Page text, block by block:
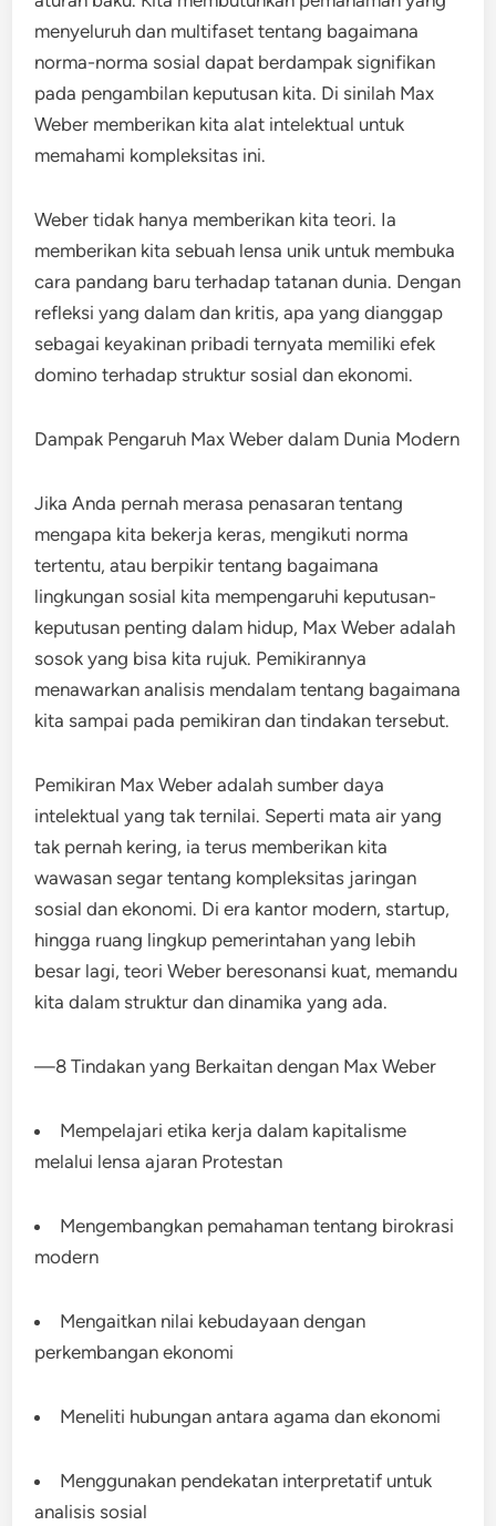
menyeluruh dan multifaset tentang bagaimana
norma-norma sosial dapat berdampak signifikan
pada pengambilan keputusan kita. Di sinilah Max
Weber memberikan kita alat intelektual untuk
memahami kompleksitas ini.
Weber tidak hanya memberikan kita teori. Ia
memberikan kita sebuah lensa unik untuk membuka
cara pandang baru terhadap tatanan dunia. Dengan
refleksi yang dalam dan kritis, apa yang dianggap
sebagai keyakinan pribadi ternyata memiliki efek
domino terhadap struktur sosial dan ekonomi.
Dampak Pengaruh Max Weber dalam Dunia Modern
Jika Anda pernah merasa penasaran tentang
mengapa kita bekerja keras, mengikuti norma
tertentu, atau berpikir tentang bagaimana
lingkungan sosial kita mempengaruhi keputusan-
keputusan penting dalam hidup, Max Weber adalah
sosok yang bisa kita rujuk. Pemikirannya
menawarkan analisis mendalam tentang bagaimana
kita sampai pada pemikiran dan tindakan tersebut.
Pemikiran Max Weber adalah sumber daya
intelektual yang tak ternilai. Seperti mata air yang
tak pernah kering, ia terus memberikan kita
wawasan segar tentang kompleksitas jaringan
sosial dan ekonomi. Di era kantor modern, startup,
hingga ruang lingkup pemerintahan yang lebih
besar lagi, teori Weber beresonansi kuat, memandu
kita dalam struktur dan dinamika yang ada.
—8 Tindakan yang Berkaitan dengan Max Weber
Mempelajari etika kerja dalam kapitalisme
melalui lensa ajaran Protestan
Mengembangkan pemahaman tentang birokrasi
modern
Mengaitkan nilai kebudayaan dengan
perkembangan ekonomi
Meneliti hubungan antara agama dan ekonomi
Menggunakan pendekatan interpretatif untuk
analisis sosial